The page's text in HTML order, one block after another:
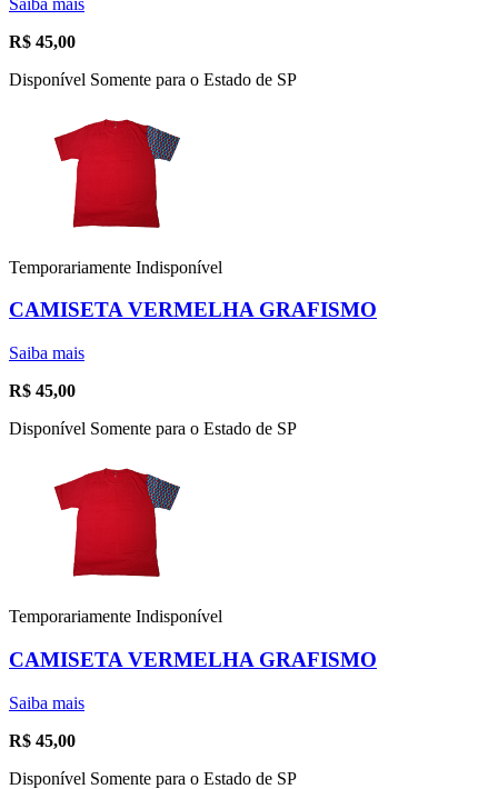
R$ 45,00
Disponível Somente para o Estado de SP
Temporariamente Indisponível
CAMISETA VERMELHA GRAFISMO
Saiba mais
R$ 45,00
Disponível Somente para o Estado de SP
Temporariamente Indisponível
CAMISETA VERMELHA GRAFISMO
Saiba mais
R$ 45,00
Disponível Somente para o Estado de SP